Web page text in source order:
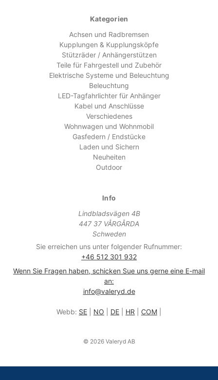
Kategorien
Achsen und Radbremsen
Kupplungen & Kupplungsköpfe
Stützräder / Anhängerstützen
Teile für Fahrgestell und Zubehör
Elektrische Systeme und Beleuchtung
Beleuchtung
LED-Tagfahrlichter für Anhänger
Kabel und Anschlüsse
Verschiedenes
Wohnwagen und Wohnmobil
Gasfedern / Endstücke
Laden und Sichern
Neuheiten
Outdoor
Info
Lindbladsvägen 4B
447 37 VÅRGÅRDA
Schweden
Sie erreichen uns unter folgender Rufnummer:
+46 512 301 932
Wenn Sie Fragen haben, schicken Sue uns gerne eine E-mail
an:
info@valeryd.de
Webb: SE NO DE HR COM
© 2026 Valeryd AB